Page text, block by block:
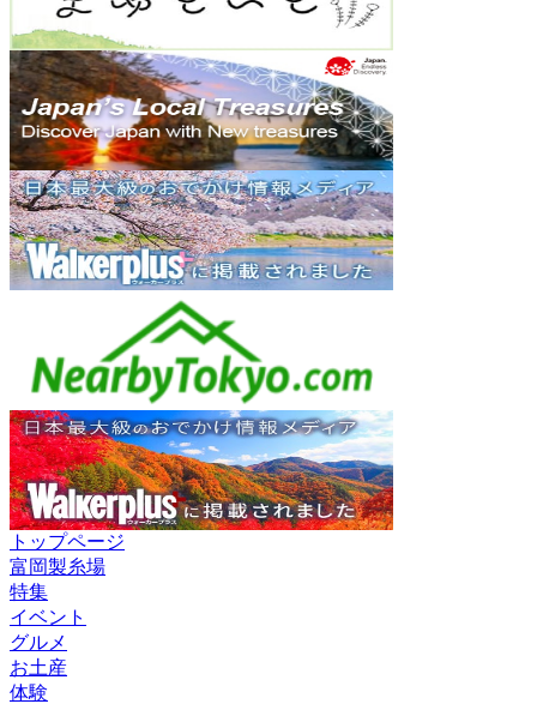
トップページ
富岡製糸場
特集
イベント
グルメ
お土産
体験